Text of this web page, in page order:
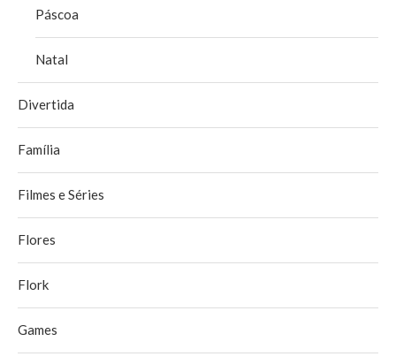
Páscoa
Natal
Divertida
Família
Filmes e Séries
Flores
Flork
Games